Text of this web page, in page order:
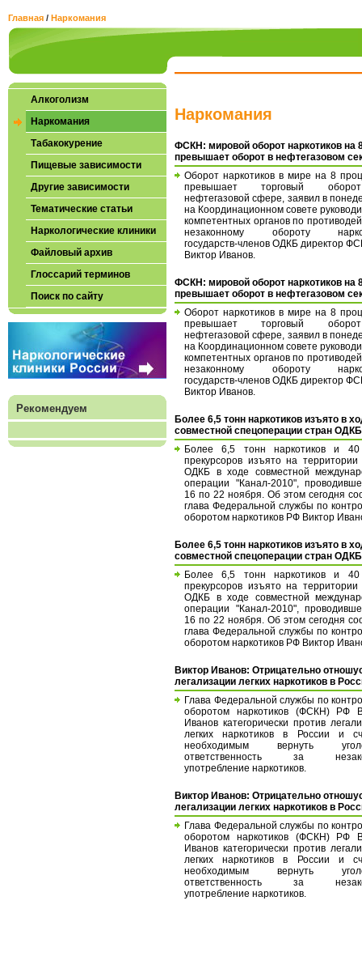
Главная / Наркомания
Алкоголизм
Наркомания
Табакокурение
Пищевые зависимости
Другие зависимости
Тематические статьи
Наркологические клиники
Файловый архив
Глоссарий терминов
Поиск по сайту
Рекомендуем
Наркомания
ФСКН: мировой оборот наркотиков на
превышает оборот в нефтегазовом
Оборот наркотиков в мире на 8
превышает торговый
нефтегазовой сфере, заявил в
на Координационном совете
компетентных органов по
незаконному обороту
государств-членов ОДКБ директор
Виктор Иванов.
ФСКН: мировой оборот наркотиков на
превышает оборот в нефтегазовом
Оборот наркотиков в мире на 8
превышает торговый
нефтегазовой сфере, заявил в
на Координационном совете
компетентных органов по
незаконному обороту
государств-членов ОДКБ директор
Виктор Иванов.
Более 6,5 тонн наркотиков изъято в
совместной спецоперации стран ОДКБ
Более 6,5 тонн наркотиков и
прекурсоров изъято на территории
ОДКБ в ходе совместной
операции "Канал-2010",
16 по 22 ноября. Об этом сегодня
глава Федеральной службы по
оборотом наркотиков РФ Виктор
Более 6,5 тонн наркотиков изъято в
совместной спецоперации стран ОДКБ
Более 6,5 тонн наркотиков и
прекурсоров изъято на территории
ОДКБ в ходе совместной
операции "Канал-2010",
16 по 22 ноября. Об этом сегодня
глава Федеральной службы по
оборотом наркотиков РФ Виктор
Виктор Иванов: Отрицательно
легализации легких наркотиков в
Глава Федеральной службы по
оборотом наркотиков (ФСКН) РФ
Иванов категорически против
легких наркотиков в России и
необходимым вернуть
ответственность за
употребление наркотиков.
Виктор Иванов: Отрицательно
легализации легких наркотиков в
Глава Федеральной службы по
оборотом наркотиков (ФСКН) РФ
Иванов категорически против
легких наркотиков в России и
необходимым вернуть
ответственность за
употребление наркотиков.